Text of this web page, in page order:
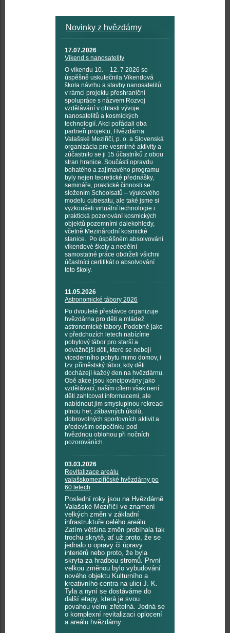
Novinky z hvězdárny
17.07.2026
Víkend s nanosatelity
O víkendu 10. – 12. 7 2026 se
úspěšně uskutečnila Víkendová
škola návrhu a stavby nanosatelitů
v rámci projektu přeshraniční
spolupráce s názvem Rozvoj
vzdělávání v oblasti vývoje
nanosatelitů a kosmických
technologií. Akci pořádali oba
partneři projektu, Hvězdárna
Valašské Meziříčí, p. o. a Slovenská
organizácia pre vesmírné aktivity a
zúčastnilo se ji 15 účastníků z obou
stran hranice. Součástí opravdu
bohatého a zajímavého programu
byly nejen teoretické přednášky,
semináře, praktické činnosti se
složením Schoolsatů – výukového
modelu cubesatu, ale také jsme si
vyzkoušeli virtuální technologie i
praktická pozorování kosmických
objektů pozemními dalekohledy,
včetně Mezinárodní kosmické
stanice. Po úspěšném absolvování
víkendové školy a nedělní
samostatné práce obdrželi všichni
účastníci certifikát o absolvování
této školy.
11.05.2026
Astronomické tábory 2026
Po dvouleté přestávce organizuje
hvězdárna pro děti a mládež
astronomické tábory. Podobně jako
v předchozích letech nabízíme
pobytový tábor pro starší a
odvážnější děti, které se nebojí
vícedenního pobytu mimo domov, i
tzv. příměstský tábor, kdy děti
docházejí každý den na hvězdárnu.
Obě akce jsou koncipovány jako
vzdělávací, naším cílem však není
děti zahlcovat informacemi, ale
nabídnout jim smysluplnou rekreaci
plnou her, zábavných úkolů,
dobrovolných sportovních aktivit a
především odpočinku pod
hvězdnou oblohou při nočních
pozorováních.
03.03.2026
Revitalizace areálu
valašskomeziříčské hvězdárny po
60 letech
Poslední roky jsou na Hvězdárně
Valašské Meziříčí ve znamení
velkých změn v základní
infrastruktuře celého areálu.
Zatím většina změn probíhala tak
trochu skrytě, ať už proto, že se
jednalo o opravy či úpravy
interiérů nebo proto, že byla
skryta za hradbou stromů. První
velkou změnou bylo vybudování
nového objektu Kulturního a
kreativního centra na ulici J. K.
Tyla a nyní se dostáváme do
další etapy, která je svou
povahou velmi zřetelná. Jedná se
o komplexní revitalizaci oplocení
a areálu hvězdárny.